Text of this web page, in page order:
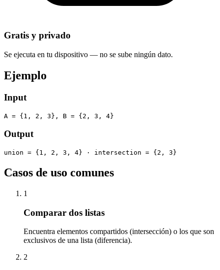
Gratis y privado
Se ejecuta en tu dispositivo — no se sube ningún dato.
Ejemplo
Input
A = {1, 2, 3}, B = {2, 3, 4}
Output
union = {1, 2, 3, 4} · intersection = {2, 3}
Casos de uso comunes
1
Comparar dos listas
Encuentra elementos compartidos (intersección) o los que son
exclusivos de una lista (diferencia).
2